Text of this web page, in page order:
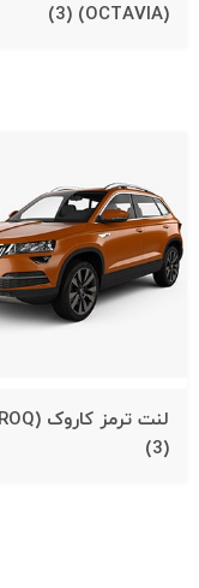
(OCTAVIA)
(3)
لنت ترمز کاروک (KAROQ)
(3)